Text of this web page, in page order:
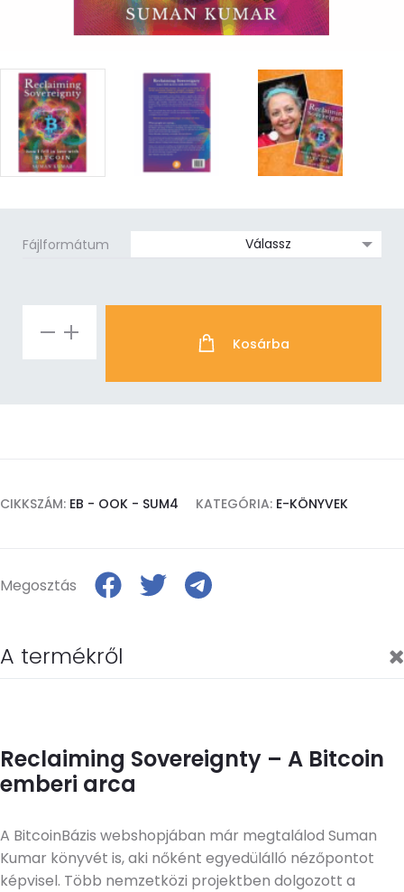
Fájlformátum
Reclaiming
Kosárba
CIKKSZÁM: EB - OOK - SUM4 KATEGÓRIA: E-KÖNYVEK
Megosztás
A termékről
Reclaiming Sovereignty – A Bitcoin
emberi arca
A BitcoinBázis webshopjában már megtalálod Suman
Kumar könyvét is, aki nőként egyedülálló nézőpontot
képvisel. Több nemzetközi projektben dolgozott a